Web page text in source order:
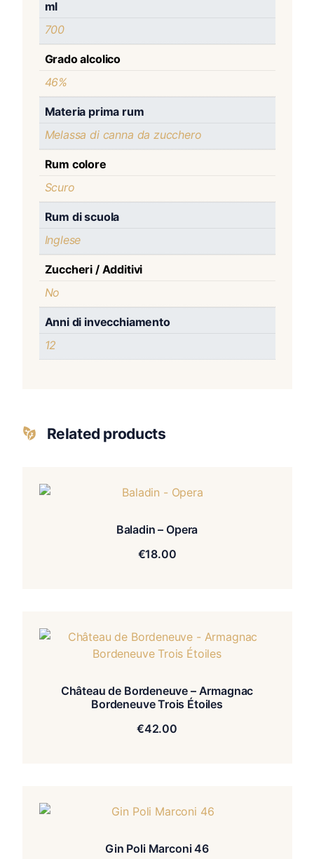
ml
700
Grado alcolico
46%
Materia prima rum
Melassa di canna da zucchero
Rum colore
Scuro
Rum di scuola
Inglese
Zuccheri / Additivi
No
Anni di invecchiamento
12
Related products
Baladin – Opera
€18.00
Château de Bordeneuve – Armagnac
Bordeneuve Trois Étoiles
€42.00
Gin Poli Marconi 46